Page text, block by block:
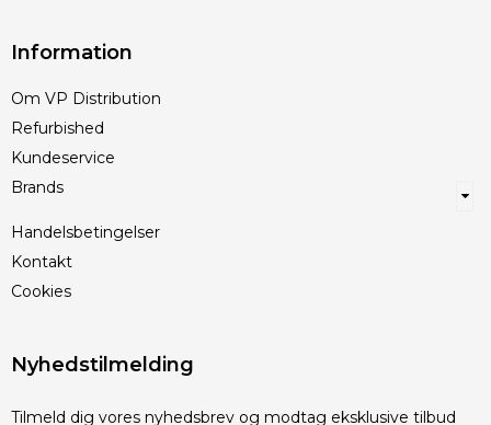
Information
Om VP Distribution
Refurbished
Kundeservice
Brands
Handelsbetingelser
Kontakt
Cookies
Nyhedstilmelding
Tilmeld dig vores nyhedsbrev og modtag eksklusive tilbud